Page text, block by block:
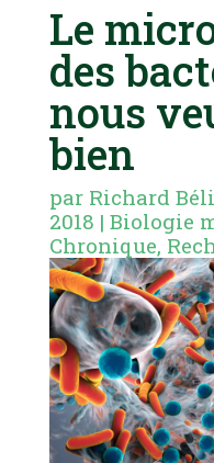
Le
des
nous
bien
par Richard
2018 | Biologie
Chronique,